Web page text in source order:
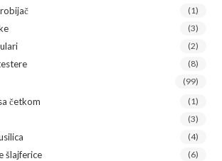
(1)
(3)
(2)
(8)
(99)
četkom (1)
(3)
(4)
šlajferice (6)